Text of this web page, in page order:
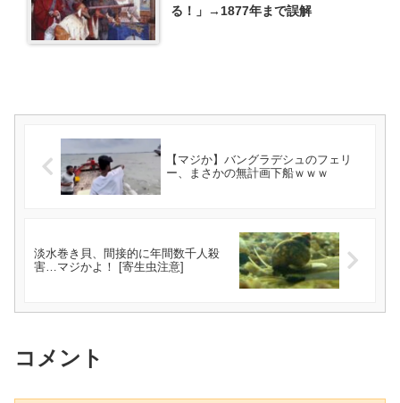
る！」→1877年まで誤解
【マジか】バングラデシュのフェリ
ー、まさかの無計画下船ｗｗｗ
淡水巻き貝、間接的に年間数千人殺
害…マジかよ！ [寄生虫注意]
コメント